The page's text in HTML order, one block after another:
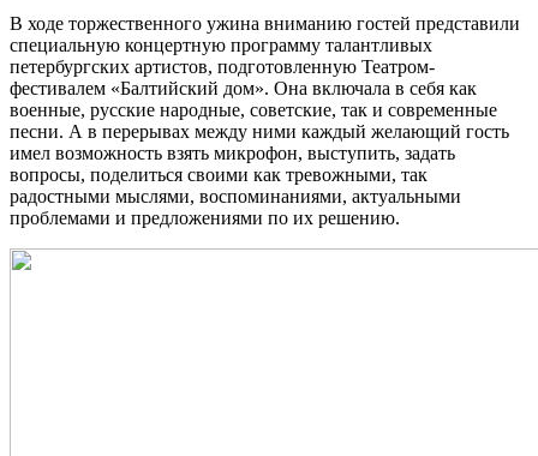
В ходе торжественного ужина вниманию гостей представили
специальную концертную программу талантливых
петербургских артистов, подготовленную Театром-
фестивалем «Балтийский дом». Она включала в себя как
военные, русские народные, советские, так и современные
песни. А в перерывах между ними каждый желающий гость
имел возможность взять микрофон, выступить, задать
вопросы, поделиться своими как тревожными, так
радостными мыслями, воспоминаниями, актуальными
проблемами и предложениями по их решению.